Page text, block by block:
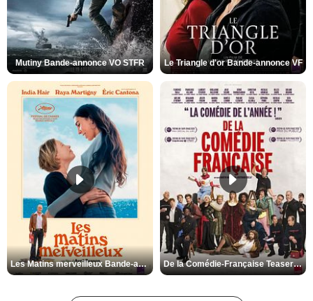
Mutiny Bande-annonce VO STFR Le Triangle d'or Bande-annonce VF
Les Matins merveilleux Bande-annonce VF De la Comédie-Française Teaser VF